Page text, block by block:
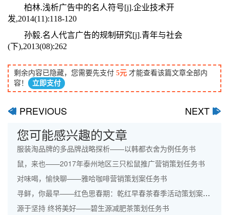
柏林.浅析广告中的名人符号[j].企业技术开
发,2014(11):118-120
孙毅.名人代言广告的规制研究[j].青年与社会
(下),2013(08):262
剩余内容已隐藏，您需要先支付 5元 才能查看该篇文章全部内
容！
立即支付
ﰊ PREVIOUS NEXT ﰋ
您可能感兴趣的文章
服装淘品牌的多品牌战略探析——以韩都衣舍为例任务书
鼠，来也——2017年泰州地区三只松鼠推广营销策划任务书
对味喝，愉快聊——雅哈咖啡营销策划案任务书
寻鲜，你最早——红色思春期：乾红早春茶春季活动策划案任务书
源于坚持 终将美好——碧生源减肥茶策划任务书